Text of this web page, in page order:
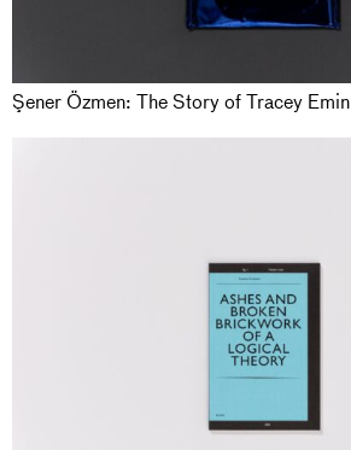
Şener Özmen: The Story of Tracey Emin